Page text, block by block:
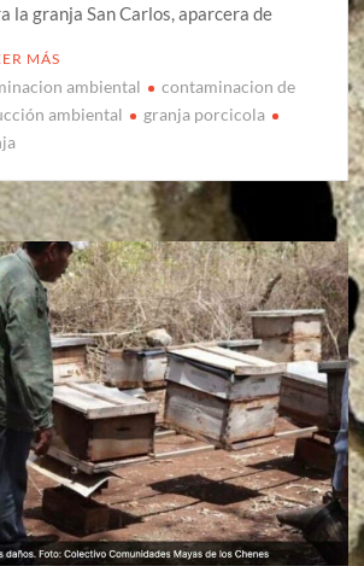
la granja San Carlos, aparcera de
MÁS
ambiental
contaminacion de
ambiental
granja porcicola